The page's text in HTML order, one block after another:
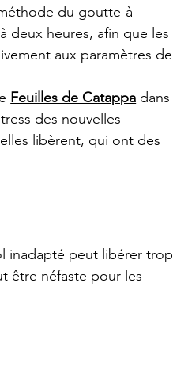
du goutte-à-
deux heures, afin que les
aux paramètres de
Feuilles de Catappa dans
des nouvelles
libèrent, qui ont des
inadapté peut libérer trop
être néfaste pour les